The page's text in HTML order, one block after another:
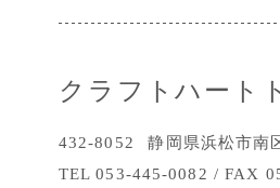
クラフトハート
432-8052
静岡県浜松市南
TEL 053-445-0082 / FAX